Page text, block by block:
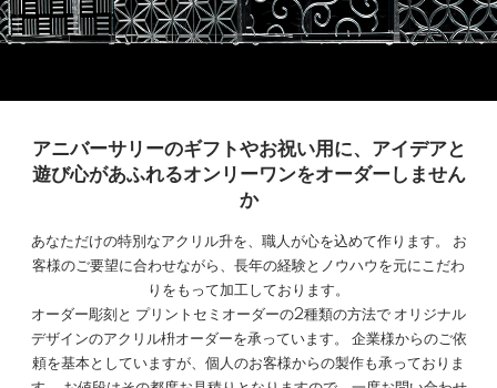
アニバーサリーのギフトやお祝い用に、アイデアと
遊び心があふれるオンリーワンをオーダーしません
か
あなただけの特別なアクリル升を、職人が心を込めて作ります。 お
客様のご要望に合わせながら、長年の経験とノウハウを元にこだわ
りをもって加工しております。
オーダー彫刻と プリントセミオーダーの2種類の方法で オリジナル
デザインのアクリル枡オーダーを承っています。 企業様からのご依
頼を基本としていますが、個人のお客様からの製作も承っておりま